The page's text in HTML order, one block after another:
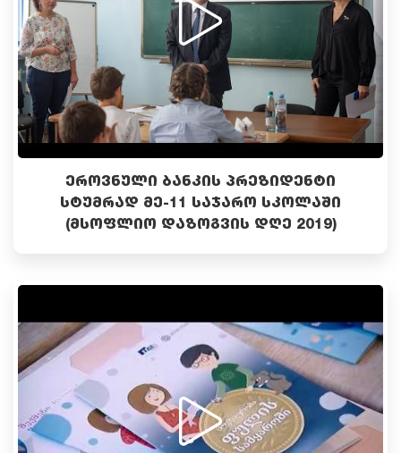
ᲔᲠᲝᲕᲜᲣᲚᲘ ᲑᲐᲜᲙᲘᲡ ᲞᲠᲔᲖᲘᲓᲔᲜᲢᲘ
ᲡᲢᲣᲛᲠᲐᲓ ᲛᲔ-11 ᲡᲐᲯᲐᲠᲝ ᲡᲙᲝᲚᲐᲨᲘ
(ᲛᲡᲝᲤᲚᲘᲝ ᲓᲐᲖᲝᲒᲕᲘᲡ ᲓᲦᲔ 2019)